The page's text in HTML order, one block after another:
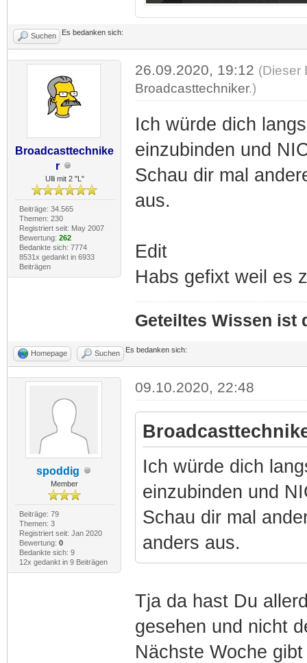
Suchen Es bedanken sich:
Broadcasttechnike
r
Ulli mit 2 "L"
Beiträge: 34.565
Themen: 230
Registriert seit: May 2007
Bewertung: 262
Bedankte sich: 7774
8531x gedankt in 6933
Beiträgen
26.09.2020, 19:12 (Dieser
Broadcasttechniker.)
Ich würde dich
einzubinden und
Schau dir mal
aus.
Edit
Habs gefixt weil es
Geteiltes Wissen ist
Homepage Suchen Es bedanken sich:
spoddig
Member
Beiträge: 79
Themen: 3
Registriert seit: Jan 2020
Bewertung: 0
Bedankte sich: 9
12x gedankt in 9 Beiträgen
09.10.2020, 22:48
Ich würde dich
einzubinden und
Schau dir mal
anders aus.
Tja da hast Du
gesehen und nicht
Nächste Woche